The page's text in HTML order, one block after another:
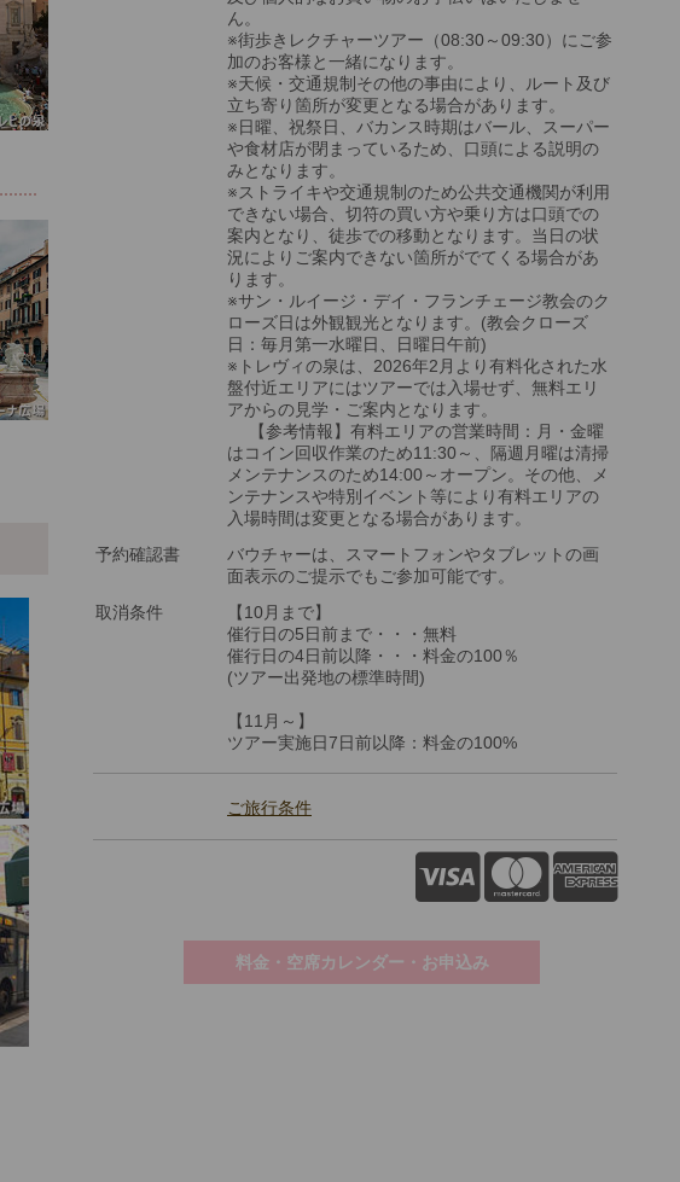
ん。
※街歩きレクチャーツアー（08:30～09:30）にご参
加のお客様と一緒になります。
※天候・交通規制その他の事由により、ルート及び
立ち寄り箇所が変更となる場合があります。
※日曜、祝祭日、バカンス時期はバール、スーパー
や食材店が閉まっているため、口頭による説明の
みとなります。
※ストライキや交通規制のため公共交通機関が利用
できない場合、切符の買い方や乗り方は口頭での
案内となり、徒歩での移動となります。当日の状
況によりご案内できない箇所がでてくる場合があ
ります。
※サン・ルイージ・デイ・フランチェージ教会のク
ローズ日は外観観光となります。(教会クローズ
日：毎月第一水曜日、日曜日午前)
※トレヴィの泉は、2026年2月より有料化された水
盤付近エリアにはツアーでは入場せず、無料エリ
アからの見学・ご案内となります。
【参考情報】有料エリアの営業時間：月・金曜
はコイン回収作業のため11:30～、隔週月曜は清掃
メンテナンスのため14:00～オープン。その他、メ
ンテナンスや特別イベント等により有料エリアの
入場時間は変更となる場合があります。
予約確認書
バウチャーは、スマートフォンやタブレットの画
面表示のご提示でもご参加可能です。
取消条件
【10月まで】
催行日の5日前まで・・・無料
催行日の4日前以降・・・料金の100％
(ツアー出発地の標準時間)
【11月～】
ツアー実施日7日前以降：料金の100%
ご旅行条件
料金・空席カレンダー・お申込み